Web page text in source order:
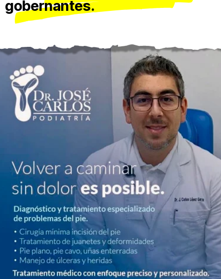
gobernantes.